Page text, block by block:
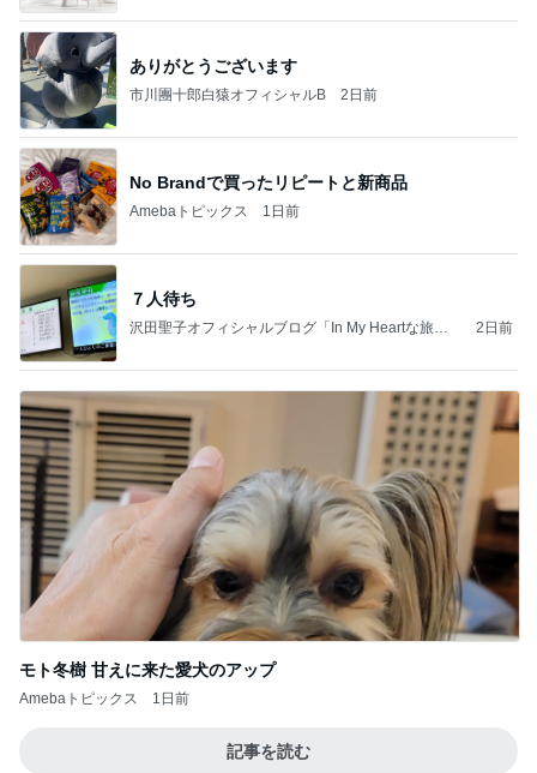
ありがとうございます
市川團十郎白猿オフィシャルB 2日前
No Brandで買ったリピートと新商品
Amebaトピックス 1日前
７人待ち
沢田聖子オフィシャルブログ「In My Heartな旅日
2日前
モト冬樹 甘えに来た愛犬のアップ
Amebaトピックス 1日前
記事を読む